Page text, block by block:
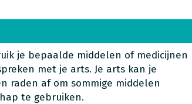
je bepaalde middelen of medicijnen
met je arts. Je arts kan je
raden af om sommige middelen
te gebruiken.